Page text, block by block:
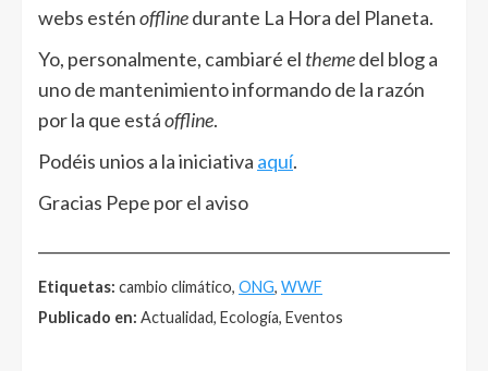
webs esténofflinedurante La Hora del Planeta.
Yo, personalmente, cambiaré el themedel blog a
uno de mantenimiento informando de la razón
por la que estáoffline.
Podéis unios a la iniciativa aquí.
Gracias Pepe por el aviso
Etiquetas: cambio climático, ONG, WWF
Publicado en: Actualidad, Ecología, Eventos